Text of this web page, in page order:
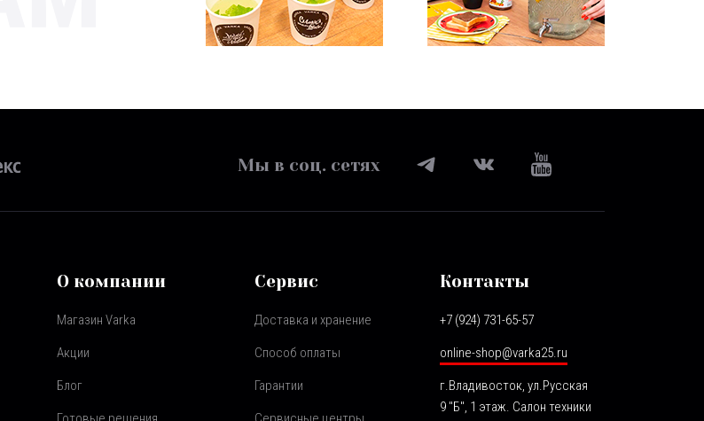
Мы в соц. сетях
О компании
Магазин Varka
Акции
Блог
Сервис
Доставка и хранение
Способ оплаты
Гарантии
Контакты
+7 (924) 731-65-57
online-shop@varka25.ru
г.Владивосток, ул.Русская
9 "Б", 1 этаж. Салон техники